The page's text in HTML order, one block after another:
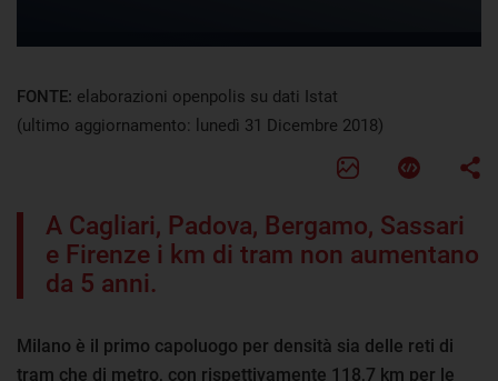
FONTE: elaborazioni openpolis su dati Istat
(ultimo aggiornamento: lunedì 31 Dicembre 2018)
A Cagliari, Padova, Bergamo, Sassari
e Firenze i km di tram non aumentano
da 5 anni.
Milano è il primo capoluogo per densità sia delle reti di
tram che di metro, con rispettivamente 118,7 km per le